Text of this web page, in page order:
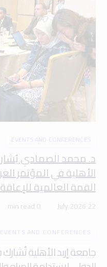
EVENTS AND CONFERENCES
د. محمد الصمادي
الأهلية في المؤتمر
القمة العالمية للإعاقة
22 July 2026
0 min read
EVENTS AND CONFERENCES
جامعة إربد الأهلية